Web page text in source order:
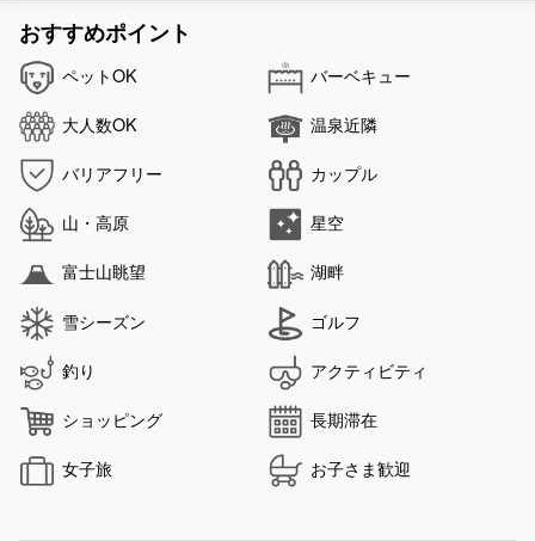
おすすめポイント
ペットOK
バーベキュー
大人数OK
温泉近隣
バリアフリー
カップル
山・高原
星空
富士山眺望
湖畔
雪シーズン
ゴルフ
釣り
アクティビティ
ショッピング
長期滞在
女子旅
お子さま歓迎